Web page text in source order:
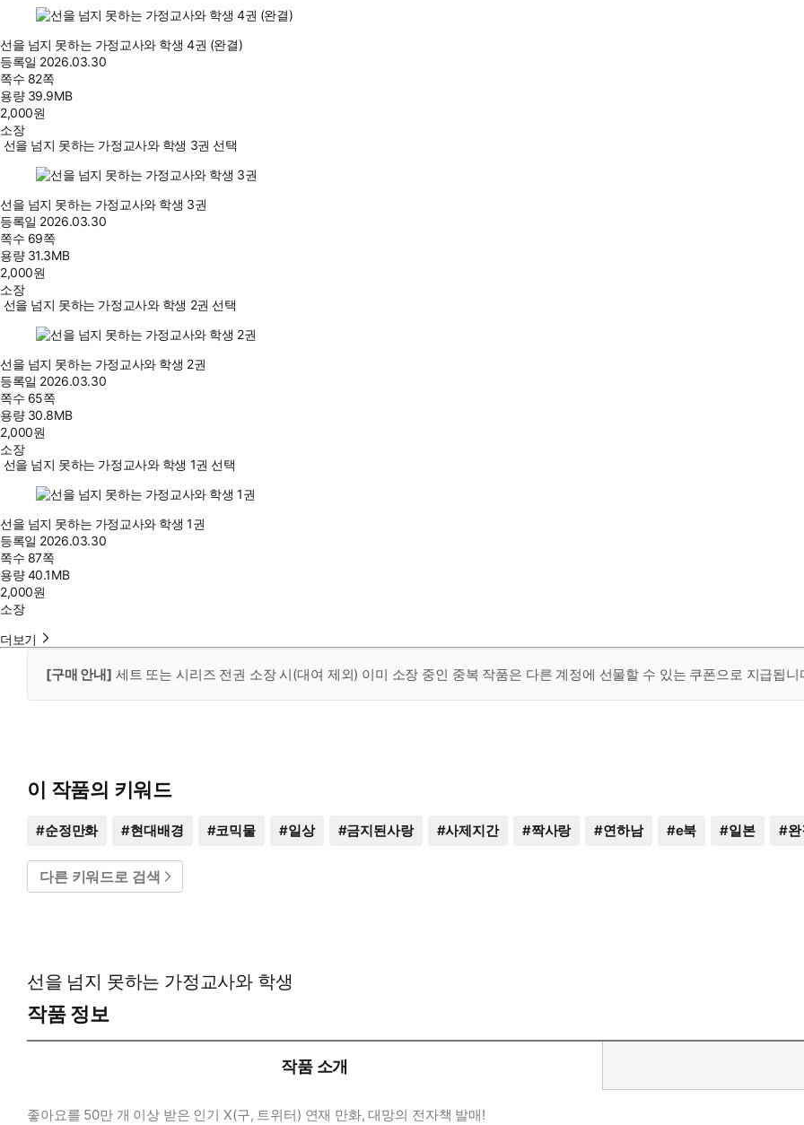
선을 넘지 못하는 가정교사와 학생 4권 (완결)
등록일 2026.03.30
쪽수 82쪽
용량 39.9MB
2,000원
소장
선을 넘지 못하는 가정교사와 학생 3권 선택
선을 넘지 못하는 가정교사와 학생 3권
등록일 2026.03.30
쪽수 69쪽
용량 31.3MB
2,000원
소장
선을 넘지 못하는 가정교사와 학생 2권 선택
선을 넘지 못하는 가정교사와 학생 2권
등록일 2026.03.30
쪽수 65쪽
용량 30.8MB
2,000원
소장
선을 넘지 못하는 가정교사와 학생 1권 선택
선을 넘지 못하는 가정교사와 학생 1권
등록일 2026.03.30
쪽수 87쪽
용량40.1MB
2,000원
소장
더보기
[구매 안내] 세트 또는 시리즈 전권 소장 시(대여 제외) 이미 소장 중인 중복 작품은 다른 계정에 선물할 수 있는 쿠폰으로 지급됩
이 작품의 키워드
#순정만화 #현대배경 #코믹물 #일상 #금지된사랑 #사제지간 #짝사랑 #연하남 #e북 #일본 #완
다른 키워드로 검색
선을 넘지 못하는 가정교사와 학생
작품 정보
작품 소개
좋아요를 50만 개 이상 받은 인기 X(구, 트위터) 연재 만화, 대망의 전자책 발매!